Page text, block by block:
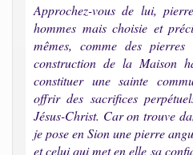
Approchez-vous de lui,
hommes mais choisie et
mêmes, comme des
construction de la Maison
constituer une sainte
offrir des sacrifices
Jésus-Christ. Car on trouve
je pose en Sion une pierre
et celui qui met en elle sa